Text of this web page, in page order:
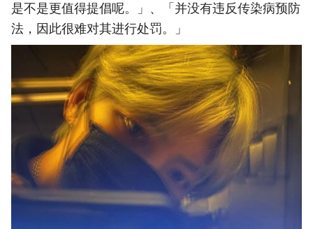
是不是更值得提倡呢。」、「并没有违反传染病预防
法，因此很难对其进行处罚。」